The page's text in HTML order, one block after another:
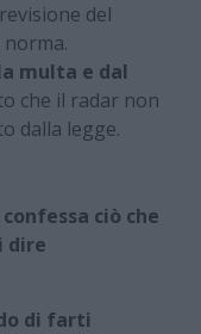
del
multa e dal
che il radar non
dalla legge.
ciò che
dire
di farti